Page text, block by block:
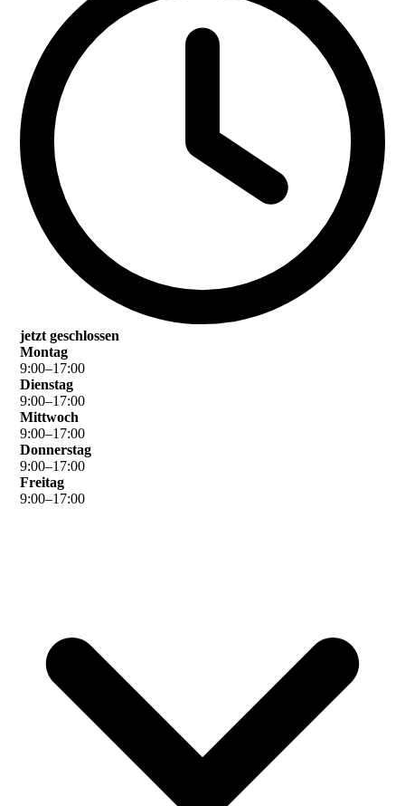
jetzt geschlossen
Montag
9:00–17:00
Dienstag
9:00–17:00
Mittwoch
9:00–17:00
Donnerstag
9:00–17:00
Freitag
9:00–17:00